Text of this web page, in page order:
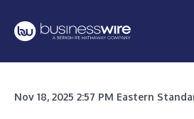
Nov 18, 2025 2:57 PM Eastern